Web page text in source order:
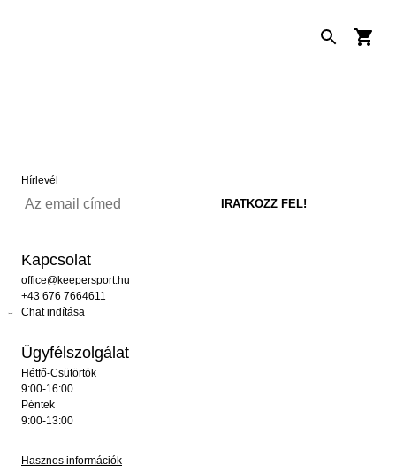
Hírlevél
Kapcsolat
office@keepersport.hu
+43 676 7664611
Chat indítása
Ügyfélszolgálat
Hétfő-Csütörtök
9:00-16:00
Péntek
9:00-13:00
Hasznos információk